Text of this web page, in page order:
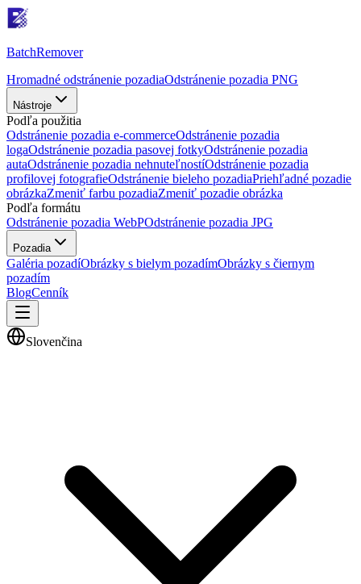
BatchRemover
Hromadné odstránenie pozadiaOdstránenie pozadia PNG
Nástroje
Podľa použitia
Odstránenie pozadia e-commerceOdstránenie pozadia
logaOdstránenie pozadia pasovej fotkyOdstránenie pozadia
autaOdstránenie pozadia nehnuteľnostíOdstránenie pozadia
profilovej fotografieOdstránenie bieleho pozadiaPriehľadné pozadie
obrázkaZmeniť farbu pozadiaZmeniť pozadie obrázka
Podľa formátu
Odstránenie pozadia WebPOdstránenie pozadia JPG
Pozadia
Galéria pozadíObrázky s bielym pozadímObrázky s čiernym
pozadím
BlogCenník
Slovenčina